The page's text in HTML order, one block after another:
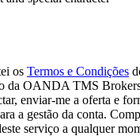
os Termos e Condições
da OANDA TMS
enviar-me a oferta e
a gestão da conta.
serviço a qualquer